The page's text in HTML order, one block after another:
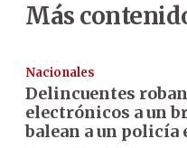
Más
Nacionales
Delincuentes
electrónicos a un
balean a un policía